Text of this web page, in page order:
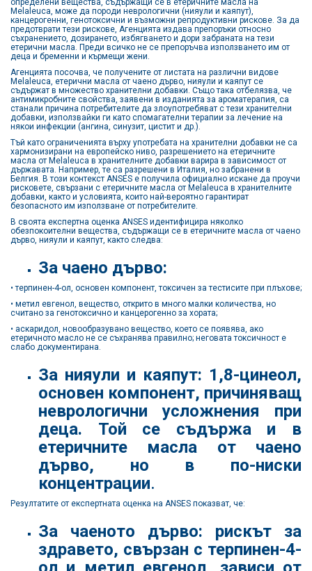
Melaleuca, може да породи неврологични (нияули и каяпут),
канцерогенни, генотоксични и възможни репродуктивни рискове. За да
предотврати тези рискове, Агенцията издава препоръки относно
съхранението, дозирането, избягването и дори забраната на тези
етерични масла. Преди всичко не се препоръчва използването им от
деца и бременни и кърмещи жени.
Агенцията посочва, че получените от листата на различни видове
Melaleuca, етерични масла от чаено дърво, нияули и каяпут се
съдържат в множество хранителни добавки. Също така отбелязва, че
антимикробните свойства, заявени в изданията за ароматерапия, са
станали причина потребителите да злоупотребяват с тези хранителни
добавки, използвайки ги като спомагателни терапии за лечение на
някои инфекции (ангина, синузит, цистит и др.).
Тъй като ограниченията върху употребата на хранителни добавки не са
хармонизирани на европейско ниво, разрешението на етеричните
масла от Melaleuca в хранителните добавки варира в зависимост от
държавата. Например, те са разрешени в Италия, но забранени в
Белгия. В този контекст ANSES е получила официално искане да проучи
рисковете, свързани с етеричните масла от Melaleuca в хранителните
добавки, както и условията, които най-вероятно гарантират
безопасното им използване от потребителите.
В своята експертна оценка ANSES идентифицира няколко
обезпокоителни вещества, съдържащи се в етеричните масла от чаено
дърво, нияули и каяпут, както следва:
За чаено дърво:
• терпинен-4-ол, основен компонент, токсичен за тестисите при плъхове;
• метил евгенол, вещество, открито в много малки количества, но
считано за генотоксично и канцерогенно за хората;
• аскаридол, новообразувано вещество, което се появява, ако
етеричното масло не се съхранява правилно; неговата токсичност е
слабо документирана.
За нияули и каяпут: 1,8-цинеол,
основен компонент, причиняващ
неврологични усложнения при
деца. Той се съдържа и в
етеричните масла от чаено
дърво, но в по-ниски
концентрации.
Резултатите от експертната оценка на ANSES показват, че:
За чаеното дърво: рискът за
здравето, свързан с терпинен-4-